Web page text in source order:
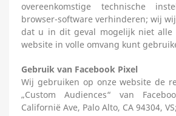
overeenkomstige technische
browser-software verhinderen; wij
dat u in dit geval mogelijk niet alle
website in volle omvang kunt
Gebruik van Facebook Pixel
Wij gebruiken op onze website de
„Custom Audiences“ van
Californië Ave, Palo Alto, CA 94304,